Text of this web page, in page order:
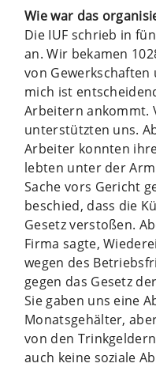
Wie war das
Die IUF schrieb in
an. Wir bekamen
von
mich ist
Arbeitern ankommt.
unterstützten uns.
Arbeiter konnten
lebten unter der
Sache vors Gericht
beschied, dass die
Gesetz verstoßen.
Firma sagte,
wegen des
gegen das Gesetz
Sie gaben uns eine
Monatsgehälter,
von den
auch keine soziale